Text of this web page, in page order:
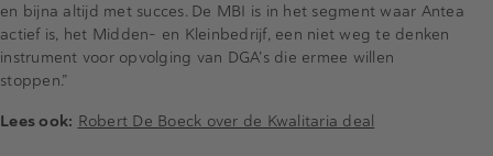
en bijna altijd met succes. De MBI is in het segment waar Antea
actief is, het Midden- en Kleinbedrijf, een niet weg te denken
instrument voor opvolging van DGA’s die ermee willen
stoppen.”
Lees ook: Robert De Boeck over de Kwalitaria deal